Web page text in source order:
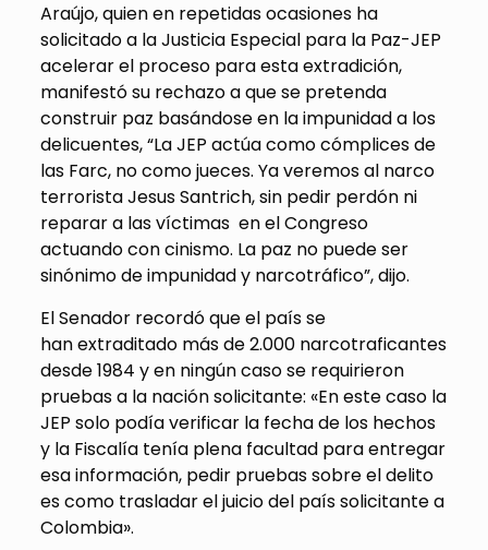
Araújo, quien en repetidas ocasiones ha
solicitado a la Justicia Especial para la Paz-JEP
acelerar el proceso para esta extradición,
manifestó su rechazo a que se pretenda
construir paz basándose en la impunidad a los
delicuentes, “La JEP actúa como cómplices de
las Farc, no como jueces. Ya veremos al narco
terrorista Jesus Santrich, sin pedir perdón ni
reparar a las víctimas en el Congreso
actuando con cinismo. La paz no puede ser
sinónimo de impunidad y narcotráfico”, dijo.
El Senador recordó que el país se
han extraditado más de 2.000 narcotraficantes
desde 1984 y en ningún caso se requirieron
pruebas a la nación solicitante: «En este caso la
JEP solo podía verificar la fecha de los hechos
y la Fiscalía tenía plena facultad para entregar
esa información, pedir pruebas sobre el delito
es como trasladar el juicio del país solicitante a
Colombia».